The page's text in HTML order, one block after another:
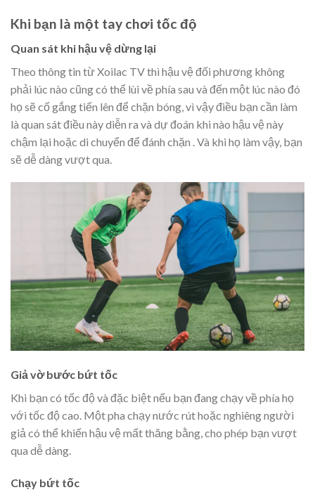
Khi bạn là một tay chơi tốc độ
Quan sát khi hậu vệ dừng lại
Theo thông tin từ Xoilac TV thì hậu vệ đối phương không
phải lúc nào cũng có thể lùi về phía sau và đến một lúc nào đó
họ sẽ cố gắng tiến lên để chặn bóng, vì vậy điều bạn cần làm
là quan sát điều này diễn ra và dự đoán khi nào hậu vệ này
chậm lại hoặc di chuyển để đánh chặn . Và khi họ làm vậy, bạn
sẽ dễ dàng vượt qua.
Giả vờ bước bứt tốc
Khi bạn có tốc độ và đặc biệt nếu bạn đang chạy về phía họ
với tốc độ cao. Một pha chạy nước rút hoặc nghiêng người
giả có thể khiến hậu vệ mất thăng bằng, cho phép bạn vượt
qua dễ dàng.
Chạy bứt tốc